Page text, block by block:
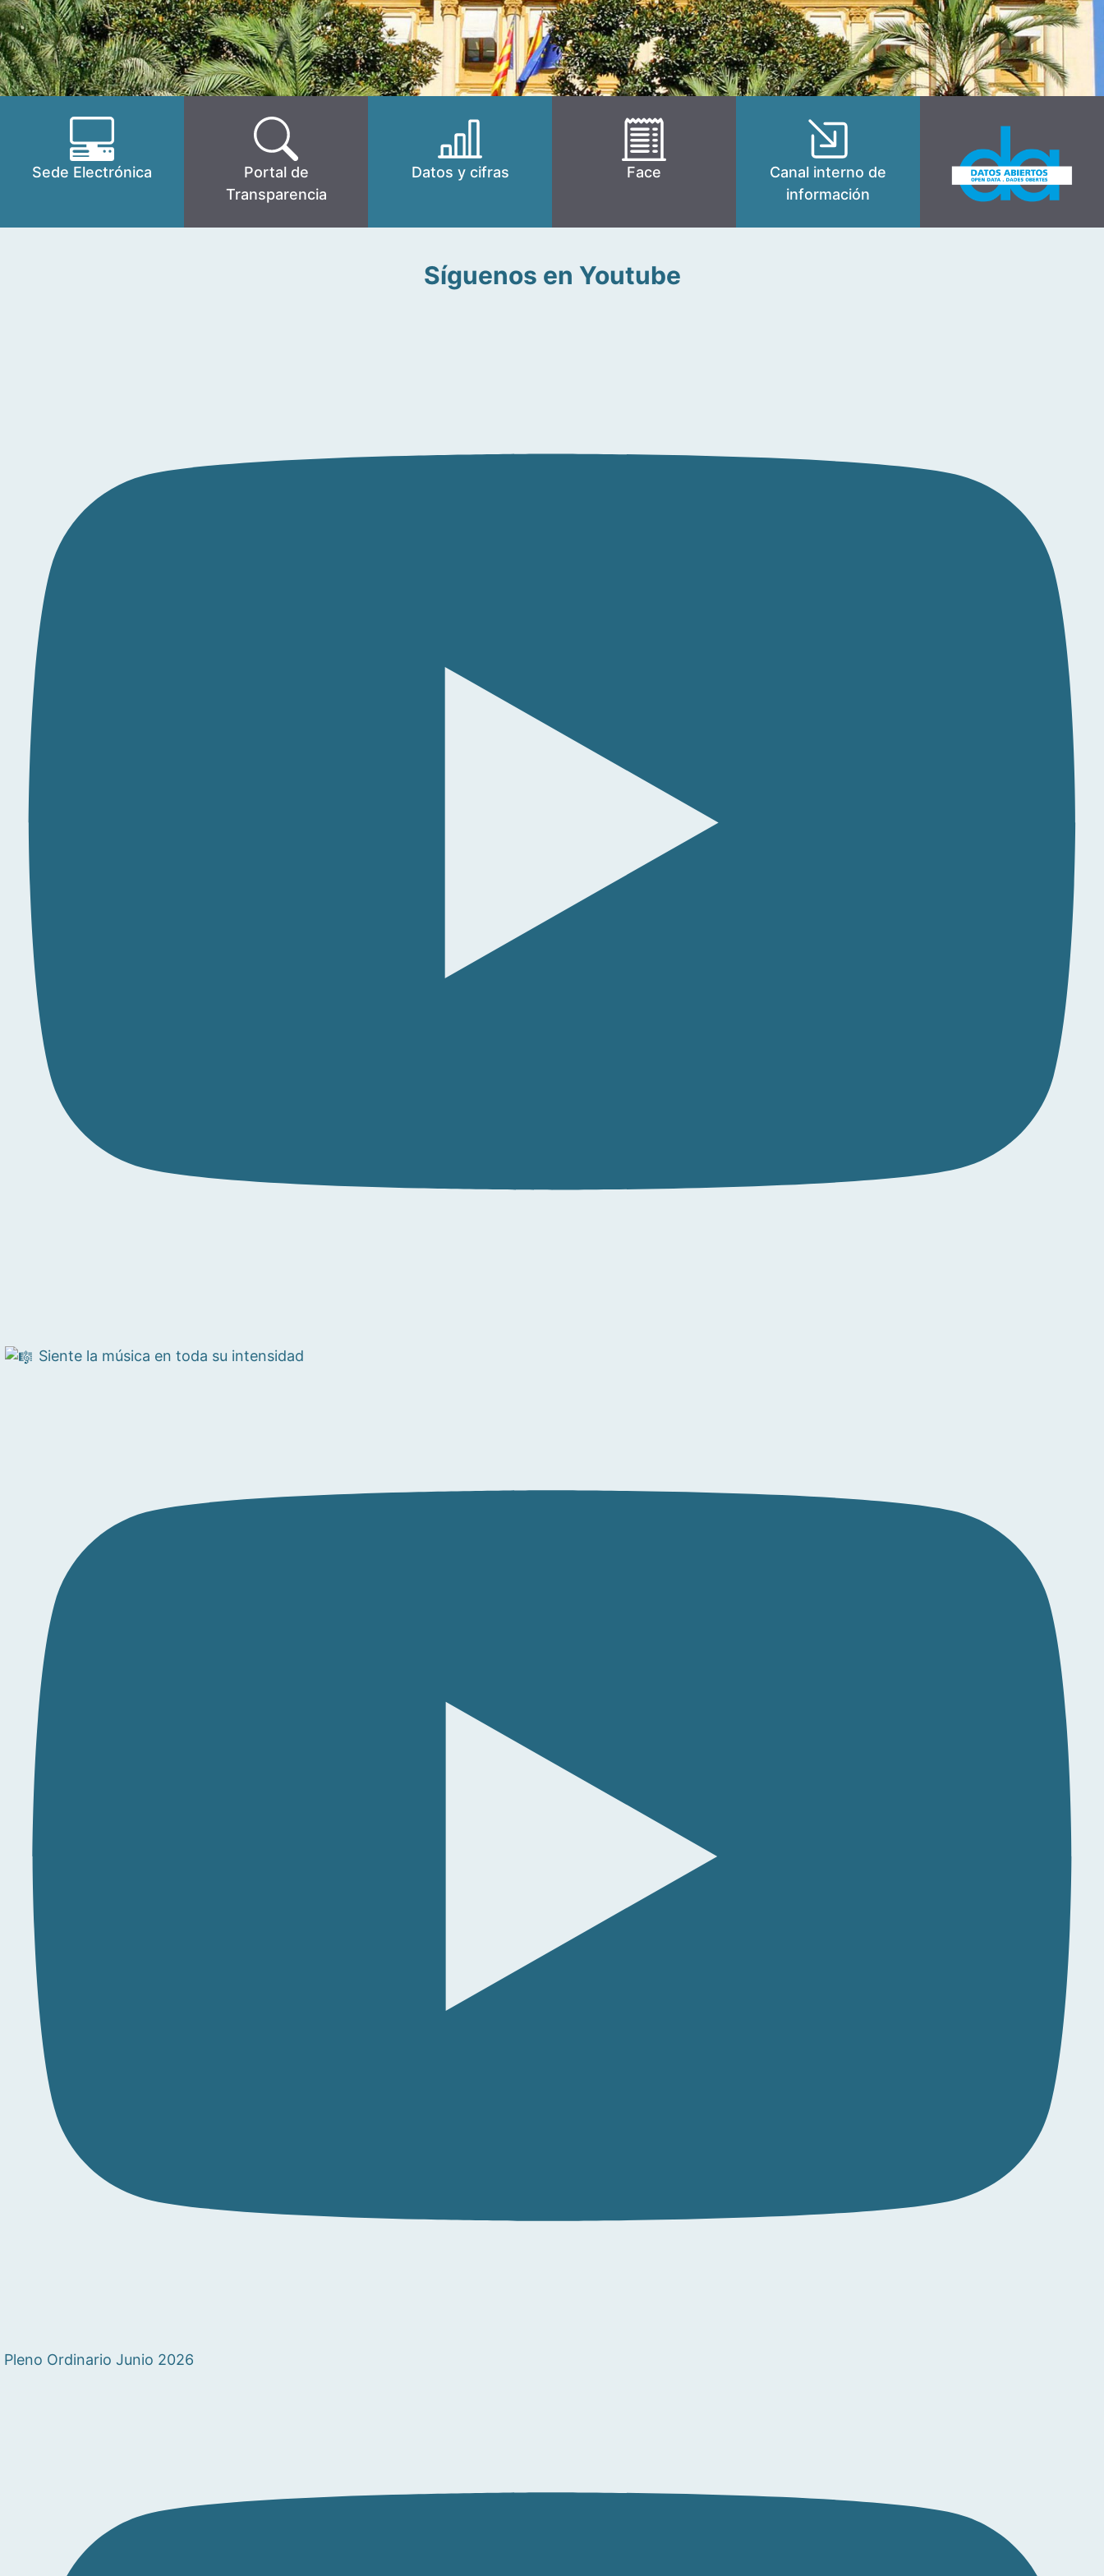
Sede Electrónica
Portal de
Transparencia
Datos y cifras Face
Canal interno de
información
Síguenos en Youtube
Siente la música en toda su intensidad
Pleno Ordinario Junio 2026